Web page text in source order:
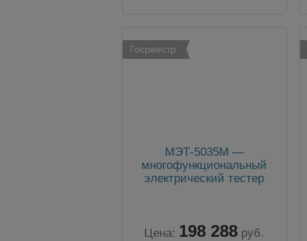
Госреестр
МЭТ-5035М —
многофункциональный
электрический тестер
электрооборудования
Цена: 198 288 руб.